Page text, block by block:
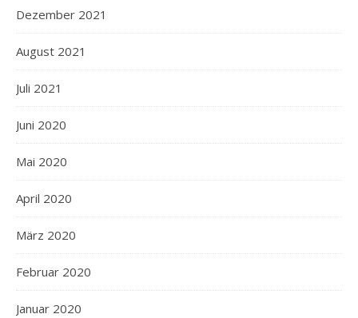
Dezember 2021
August 2021
Juli 2021
Juni 2020
Mai 2020
April 2020
März 2020
Februar 2020
Januar 2020